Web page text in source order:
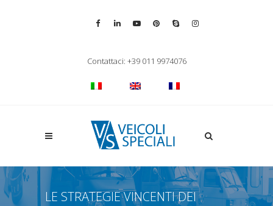
Contattaci: +39 011 9974076
Apri la ricerca
LE STRATEGIE VINCENTI DEI